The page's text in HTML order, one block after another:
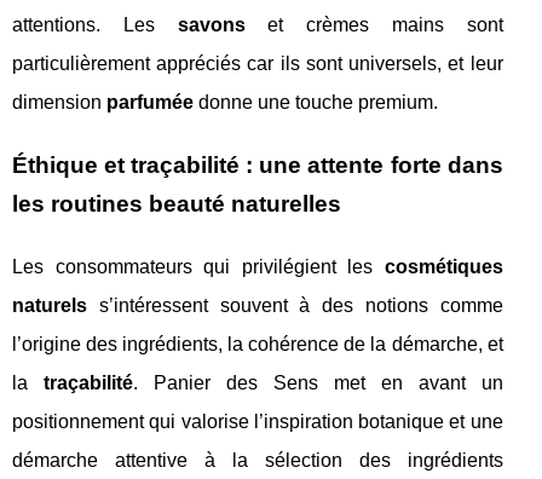
attentions. Les savonset crèmes mains sont
particulièrement appréciés car ils sont universels, et leur
dimension parfumée donne une touche premium.
Éthique et traçabilité : une attente forte dans
les routines beauté naturelles
Les consommateurs qui privilégient les cosmétiques
naturels s’intéressent souvent à des notions comme
l’origine des ingrédients, la cohérence de la démarche, et
la traçabilité. Panier des Sens met en avant un
positionnement qui valorise l’inspiration botanique et une
démarche attentive à la sélection des ingrédients